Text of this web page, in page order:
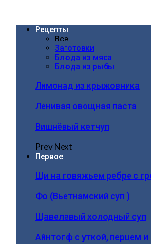
Рецепты
Все
Заготовки
Блюда из мяса
Блюда из рыбы
Лимонад из крыжовника
Ленивая овощная паста
Вишнёвый кетчуп
PrevNext
Первое
Щи на говяжьем ребре с
Фо (Вьетнамский суп )
Щавелевый холодный суп
Айнтопф с уткой, перцем и